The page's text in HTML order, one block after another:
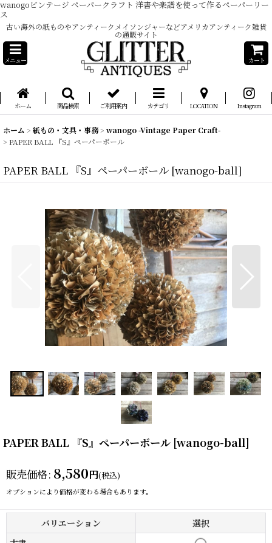
wanogoビンテージ ペーパークラフト 洋書や楽譜を使って作るペーパーリー
ス
古い海外の紙ものやアンティークメイソンジャーなどアメリカアンティーク雑貨
の通販サイト
メニュー カート
ホーム 商品検索 ご利用案内 カテゴリ LOCATION Instagram
ホーム > 紙もの・文具・事務> wanogo -Vintage Paper Craft-
> PAPER BALL 『S』ペーパーボール
PAPER BALL 『S』ペーパーボール [wanogo-ball]
PAPER BALL 『S』ペーパーボール [wanogo-ball]
販売価格: 8,580円(税込)
オプションにより価格が変わる場合もあります。
バリエーション
選択